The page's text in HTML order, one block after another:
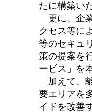
たに構築い
更に、企
クセス等に
等のセキュ
策の提案を
ービス」を
加えて、
要エリアを
イドを改善